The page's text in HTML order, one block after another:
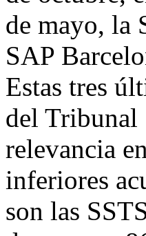
de mayo, la
SAP
Estas tres
del Tribunal
relevancia
inferiores
son las